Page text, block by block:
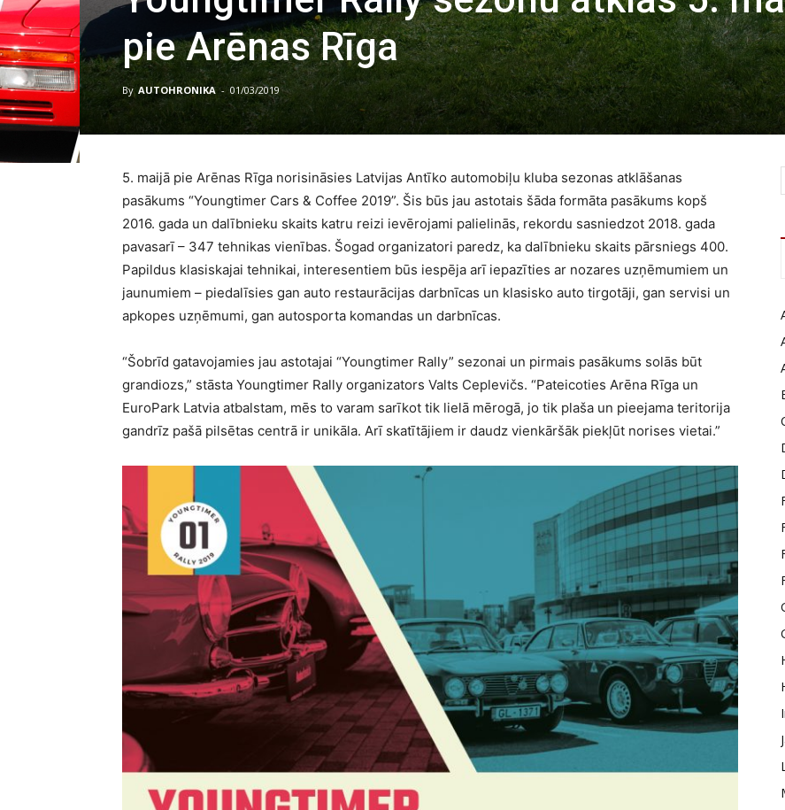
pie Arēnas Rīga
By AUTOHRONIKA - 01/03/2019
5. maijā pie Arēnas Rīga norisināsies Latvijas Antīko automobiļu kluba sezonas atklāšanas
pasākums “Youngtimer Cars & Coffee 2019”. Šis būs jau astotais šāda formāta pasākums kopš
2016. gada un dalībnieku skaits katru reizi ievērojami palielinās, rekordu sasniedzot 2018. gada
pavasarī – 347 tehnikas vienības. Šogad organizatori paredz, ka dalībnieku skaits pārsniegs 400.
Papildus klasiskajai tehnikai, interesentiem būs iespēja arī iepazīties ar nozares uzņēmumiem un
jaunumiem – piedalīsies gan auto restaurācijas darbnīcas un klasisko auto tirgotāji, gan servisi un
apkopes uzņēmumi, gan autosporta komandas un darbnīcas.
“Šobrīd gatavojamies jau astotajai “Youngtimer Rally” sezonai un pirmais pasākums solās būt
grandiozs,” stāsta Youngtimer Rally organizators Valts Ceplevičs. “Pateicoties Arēna Rīga un
EuroPark Latvia atbalstam, mēs to varam sarīkot tik lielā mērogā, jo tik plaša un pieejama teritorija
gandrīz pašā pilsētas centrā ir unikāla. Arī skatītājiem ir daudz vienkāršāk piekļūt norises vietai.”